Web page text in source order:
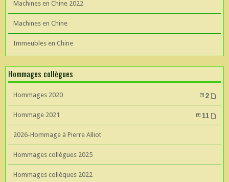
Machines en Chine 2022
Machines en Chine
Immeubles en Chine
Hommages collègues
Hommages 2020 2
Hommage 2021 11
2026-Hommage à Pierre Alliot
Hommages collègues 2025
Hommages collèques 2022